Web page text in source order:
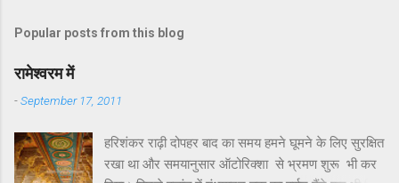
C
m
m
e
t
Popular posts from this blog
रामेश्वरम में
-September 17, 2011
हरिशंकर राढ़ी दोपहर बाद का समय हमने घूमने के लिए सुरक्षित
रखा था और समयानुसार ऑटोरिक्शा से भ्रमण शुरू भी कर